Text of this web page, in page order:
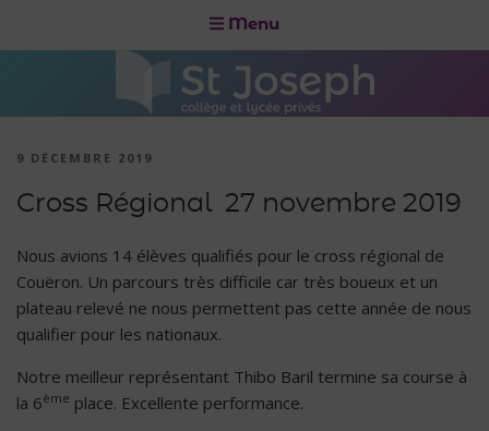
Menu
9 DÉCEMBRE 2019
Cross Régional 27 novembre 2019
Nous avions 14 élèves qualifiés pour le cross régional de
Couëron. Un parcours très difficile car très boueux et un
plateau relevé ne nous permettent pas cette année de nous
qualifier pour les nationaux.
Notre meilleur représentant Thibo Baril termine sa course à
la 6ème place. Excellente performance.